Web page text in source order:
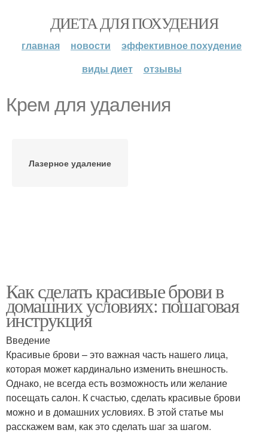
ДИЕТА ДЛЯ ПОХУДЕНИЯ
главная новости
эффективное похудение
виды диет
отзывы
Крем для удаления
Лазерное удаление
Как сделать красивые брови в
домашних условиях: пошаговая
инструкция
Введение
Красивые брови – это важная часть нашего лица,
которая может кардинально изменить внешность.
Однако, не всегда есть возможность или желание
посещать салон. К счастью, сделать красивые брови
можно и в домашних условиях. В этой статье мы
расскажем вам, как это сделать шаг за шагом.